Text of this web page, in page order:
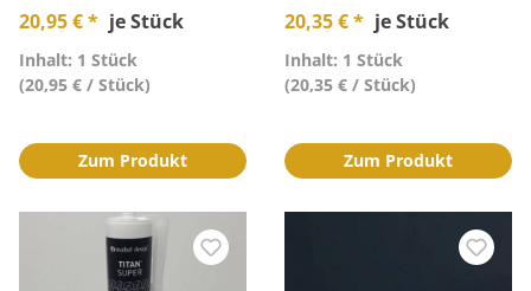
20,95 € * je Stück
Inhalt: 1 Stück
(20,95 € / Stück)
Zum Produkt
20,35 € * je Stück
Inhalt: 1 Stück
(20,35 € / Stück)
Zum Produkt